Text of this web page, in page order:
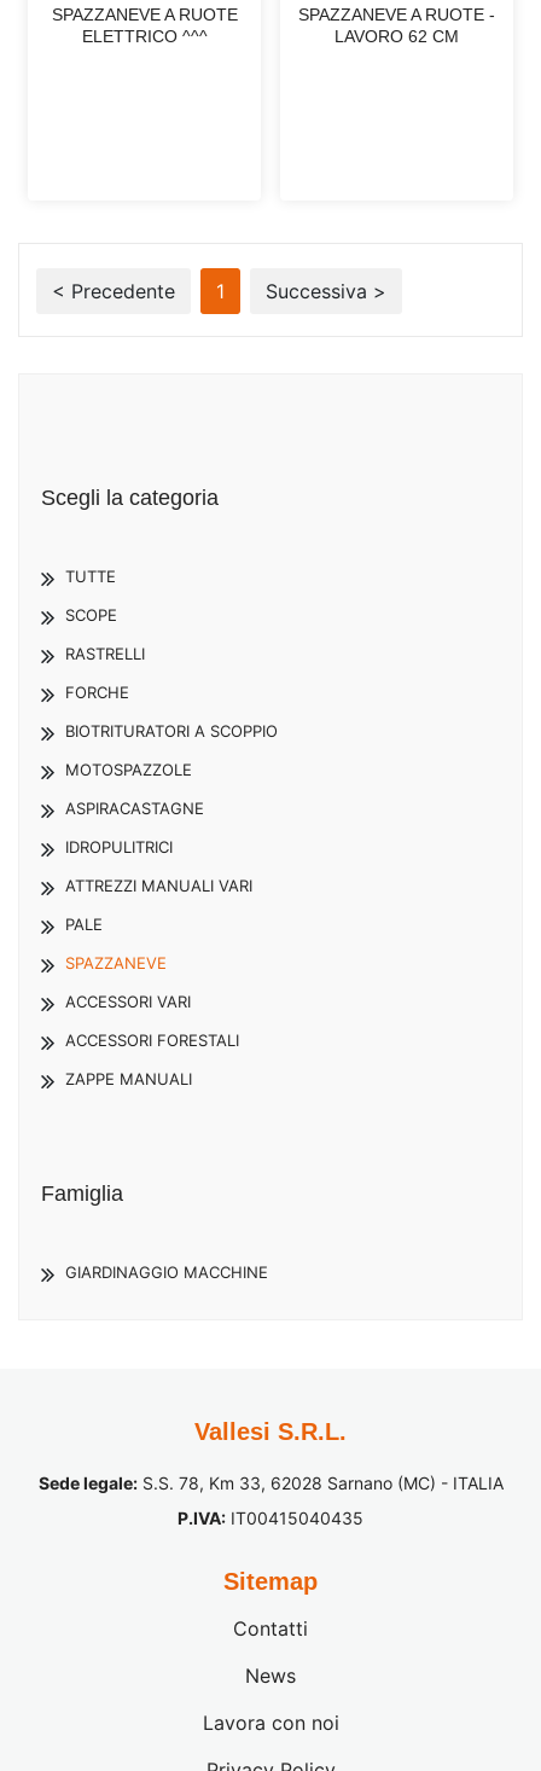
SPAZZANEVE A RUOTE
ELETTRICO ^^^
SPAZZANEVE A RUOTE -
LAVORO 62 CM
< Precedente 1 Successiva >
Scegli la categoria
TUTTE
SCOPE
RASTRELLI
FORCHE
BIOTRITURATORI A SCOPPIO
MOTOSPAZZOLE
ASPIRACASTAGNE
IDROPULITRICI
ATTREZZI MANUALI VARI
PALE
SPAZZANEVE
ACCESSORI VARI
ACCESSORI FORESTALI
ZAPPE MANUALI
Famiglia
GIARDINAGGIO MACCHINE
Vallesi S.R.L.
Sede legale:S.S. 78, Km 33, 62028 Sarnano (MC) - ITALIA
P.IVA: IT00415040435
Sitemap
Contatti
News
Lavora con noi